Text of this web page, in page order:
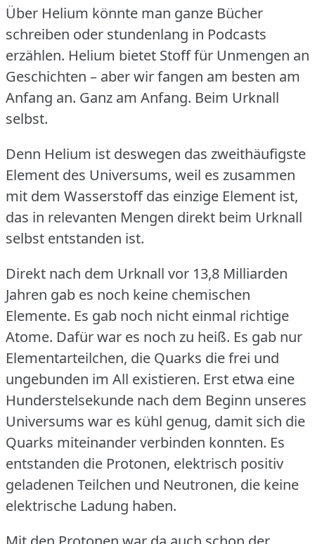
Über Helium könnte man ganze Bücher
schreiben oder stundenlang in Podcasts
erzählen. Helium bietet Stoff für Unmengen an
Geschichten – aber wir fangen am besten am
Anfang an. Ganz am Anfang. Beim Urknall
selbst.
Denn Helium ist deswegen das zweithäufigste
Element des Universums, weil es zusammen
mit dem Wasserstoff das einzige Element ist,
das in relevanten Mengen direkt beim Urknall
selbst entstanden ist.
Direkt nach dem Urknall vor 13,8 Milliarden
Jahren gab es noch keine chemischen
Elemente. Es gab noch nicht einmal richtige
Atome. Dafür war es noch zu heiß. Es gab nur
Elementarteilchen, die Quarks die frei und
ungebunden im All existieren. Erst etwa eine
Hunderstelsekunde nach dem Beginn unseres
Universums war es kühl genug, damit sich die
Quarks miteinander verbinden konnten. Es
entstanden die Protonen, elektrisch positiv
geladenen Teilchen und Neutronen, die keine
elektrische Ladung haben.